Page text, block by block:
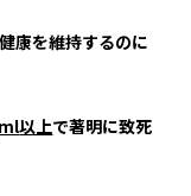
康を維持するのに
以上で著明に致死